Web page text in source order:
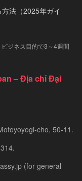
法（2025年ガイ
ジネス目的で3～4週間
– Địa chỉ Đại
cho, 50-11.
(for general